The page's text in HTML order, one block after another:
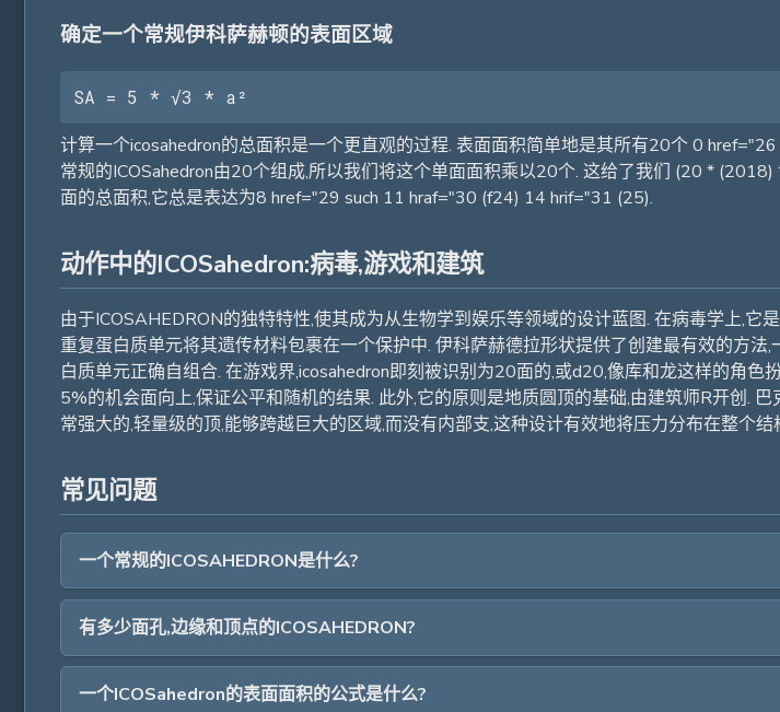
确定一个常规伊科萨赫顿的表面区域
SA = 5 * √3 * a²
计算一个icosahedron的总面积是一个更直观的过程. 表面面积简单地是其所有20个 0
常规的ICOSahedron由20个组成,所以我们将这个单面面积乘以20个. 这给了我们 (20 *
面的总面积,它总是表达为8 href="29 such 11 hraf="30 (f24) 14 hrif="31 (25).
动作中的ICOSahedron:病毒,游戏和建筑
由于ICOSAHEDRON的独特特性,使其成为从生物学到娱乐等领域的设计蓝图. 在病毒学上,
重复蛋白质单元将其遗传材料包裹在一个保护中. 伊科萨赫德拉形状提供了创建最有效的方
白质单元正确自组合. 在游戏界,icosahedron即刻被识别为20面的,或d20,像库和龙这样的角
5%的机会面向上,保证公平和随机的结果. 此外,它的原则是地质圆顶的基础,由建筑师R开创.
常强大的,轻量级的顶,能够跨越巨大的区域,而没有内部支,这种设计有效地将压力分布在整个结
常见问题
一个常规的ICOSAHEDRON是什么?
有多少面孔,边缘和顶点的ICOSAHEDRON?
一个ICOSahedron的表面面积的公式是什么?